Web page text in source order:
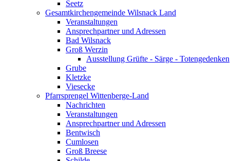
Seetz
Gesamtkirchengemeinde Wilsnack Land
Veranstaltungen
Ansprechpartner und Adressen
Bad Wilsnack
Groß Werzin
Ausstellung Grüfte - Särge - Totengedenken
Grube
Kletzke
Viesecke
Pfarrsprengel Wittenberge-Land
Nachrichten
Veranstaltungen
Ansprechpartner und Adressen
Bentwisch
Cumlosen
Groß Breese